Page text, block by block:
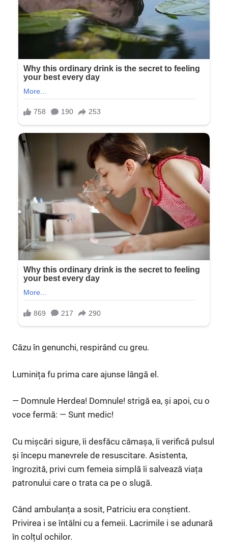
Căzu în genunchi, respirând cu greu.
Luminița fu prima care ajunse lângă el.
— Domnule Herdea! Domnule! strigă ea, și apoi, cu o
voce fermă: — Sunt medic!
Cu mișcări sigure, îi desfăcu cămașa, îi verifică pulsul
și începu manevrele de resuscitare. Asistenta,
îngrozită, privi cum femeia simplă îi salvează viața
patronului care o trata ca pe o slugă.
Când ambulanța a sosit, Patriciu era conștient.
Privirea i se întâlni cu a femeii. Lacrimile i se adunară
în colțul ochilor.